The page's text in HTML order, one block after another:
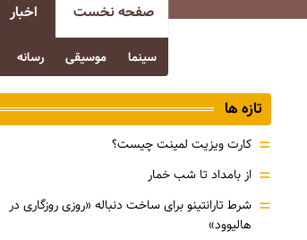
صفحه نخست اخبار
سینما موسیقی رسانه
تازه ها
= کارت ویزیت لمینت چیست؟
= از بامداد تا شب خمار
= شرط تارانتینو برای ساخت دنباله «روزی روزگاری در
هالیوود»